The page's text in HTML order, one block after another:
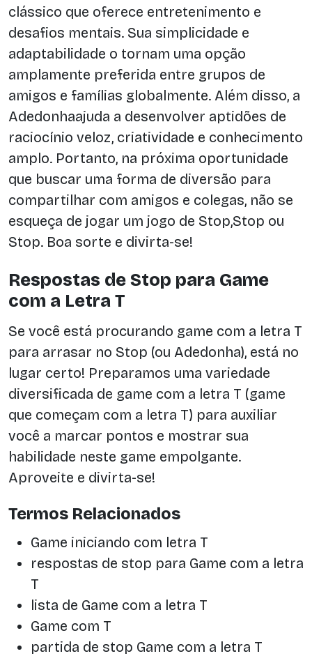
clássico que oferece entretenimento e
desafios mentais. Sua simplicidade e
adaptabilidade o tornam uma opção
amplamente preferida entre grupos de
amigos e famílias globalmente. Além disso, a
Adedonhaajuda a desenvolver aptidões de
raciocínio veloz, criatividade e conhecimento
amplo. Portanto, na próxima oportunidade
que buscar uma forma de diversão para
compartilhar com amigos e colegas, não se
esqueça de jogar um jogo de Stop,Stop ou
Stop. Boa sorte e divirta-se!
Respostas de Stop para Game
com a Letra T
Se você está procurando game com a letra T
para arrasar no Stop (ou Adedonha), está no
lugar certo! Preparamos uma variedade
diversificada de game com a letra T (game
que começam com a letra T) para auxiliar
você a marcar pontos e mostrar sua
habilidade neste game empolgante.
Aproveite e divirta-se!
Termos Relacionados
Game iniciando com letra T
respostas de stop para Game com a letra
T
lista de Game com a letra T
Game com T
partida de stop Game com a letra T